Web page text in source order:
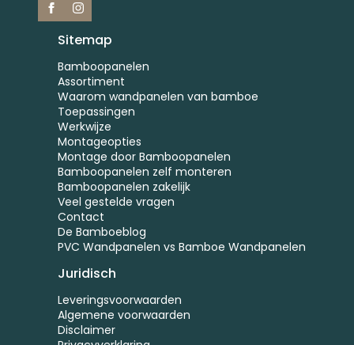
Sitemap
Bamboopanelen
Assortiment
Waarom wandpanelen van bamboe
Toepassingen
Werkwijze
Montageopties
Montage door Bamboopanelen
Bamboopanelen zelf monteren
Bamboopanelen zakelijk
Veel gestelde vragen
Contact
De Bamboeblog
PVC Wandpanelen vs Bamboe Wandpanelen
Juridisch
Leveringsvoorwaarden
Algemene voorwaarden
Disclaimer